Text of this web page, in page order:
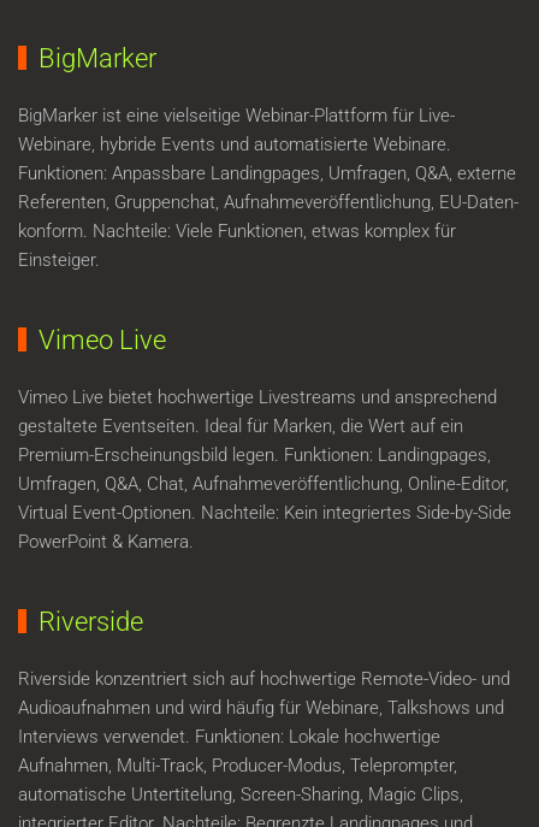
BigMarker
BigMarker ist eine vielseitige Webinar-Plattform für Live-
Webinare, hybride Events und automatisierte Webinare.
Funktionen: Anpassbare Landingpages, Umfragen, Q&A, externe
Referenten, Gruppenchat, Aufnahmeveröffentlichung, EU-Daten-
konform. Nachteile: Viele Funktionen, etwas komplex für
Einsteiger.
Vimeo Live
Vimeo Live bietet hochwertige Livestreams und ansprechend
gestaltete Eventseiten. Ideal für Marken, die Wert auf ein
Premium-Erscheinungsbild legen. Funktionen: Landingpages,
Umfragen, Q&A, Chat, Aufnahmeveröffentlichung, Online-Editor,
Virtual Event-Optionen. Nachteile: Kein integriertes Side-by-Side
PowerPoint & Kamera.
Riverside
Riverside konzentriert sich auf hochwertige Remote-Video- und
Audioaufnahmen und wird häufig für Webinare, Talkshows und
Interviews verwendet. Funktionen: Lokale hochwertige
Aufnahmen, Multi-Track, Producer-Modus, Teleprompter,
automatische Untertitelung, Screen-Sharing, Magic Clips,